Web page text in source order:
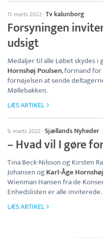
11. marts 2022·Tv kalunborg
Forsyningen
udsigt
Medaljer til alle Løbet skydes i
Hornshøj Poulsen, formand
fornøjelsen at sende
Møllebakken.
LÆS ARTIKEL
9. marts 2022·Sjællands Nyheder
– Hvad vil I gøre
Tina Beck-Nilsson og Kirsten
Johansen ogKarl-Åge
Wienman Hansen fra de
Enhedslisten er alle inviterede.
LÆS ARTIKEL